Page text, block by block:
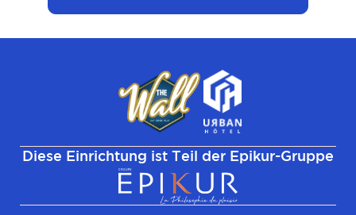
Diese Einrichtung ist Teil der Epikur-Gruppe